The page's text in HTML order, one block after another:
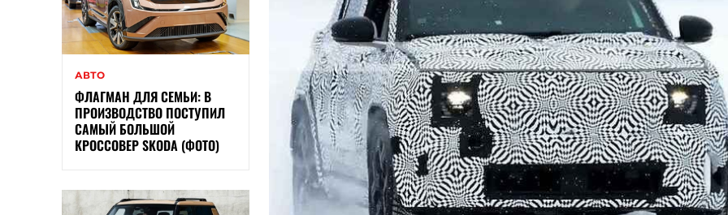
АВТО
ФЛАГМАН ДЛЯ СЕМЬИ: В
ПРОИЗВОДСТВО ПОСТУПИЛ
САМЫЙ БОЛЬШОЙ
КРОССОВЕР SKODA (ФОТО)